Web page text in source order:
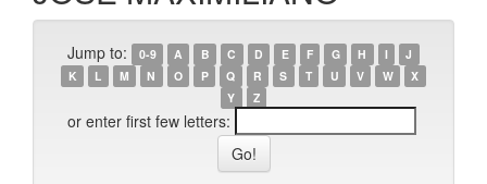
Jump to: 0-9 A B C D E F G H I
J
K
L M N O P Q R S T U V W
X
Y
Z
or enter first few letters: